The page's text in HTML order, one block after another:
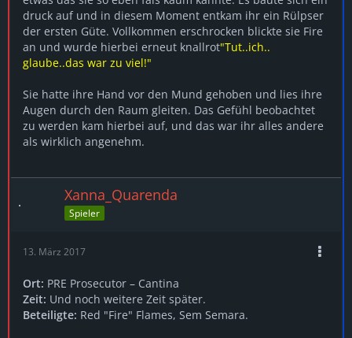
druck auf und in diesem Moment entkam ihr ein Rülpser
der ersten Güte. Vollkommen erschrocken blickte sie Fire
an und wurde hierbei erneut knallrot"Tut..ich..
glaube..das war zu viel!"
Sie hatte ihre Hand vor den Mund gehoben und lies ihre
Augen durch den Raum gleiten. Das Gefühl beobachtet
zu werden kam hierbei auf, und das war ihr alles andere
als wirklich angenehm.
Xanna_Quarenda
Spieler
13. März 2017
Ort: PRE Prosecutor – Cantina
Zeit: Und noch weitere Zeit später.
Beteiligte: Red "Fire" Flames, Sem Semara.